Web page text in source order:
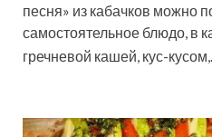
песня» из кабачков можно
самостоятельное блюдо, в
гречневой кашей, кус-